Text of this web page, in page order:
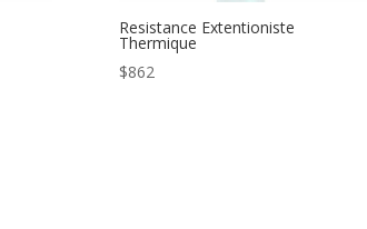
Resistance Extentioniste
Thermique
$862